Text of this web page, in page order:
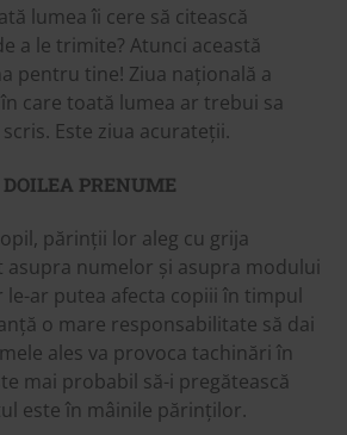
lumea îi cere să citească
a le trimite? Atunci această
pentru tine! Ziua națională a
care toată lumea ar trebui sa
Este ziua acurateții.
PRENUME
părinții lor aleg cu grija
asupra numelor și asupra modului
ar putea afecta copiii în timpul
o mare responsabilitate să dai
ales va provoca tachinări în
mai probabil să-i pregătească
este în mâinile părinților.